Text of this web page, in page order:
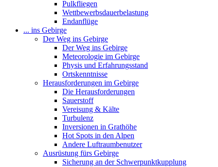
Pulkfliegen
Wettbewerbsdauerbelastung
Endanflüge
... ins Gebirge
Der Weg ins Gebirge
Der Weg ins Gebirge
Meteorologie im Gebirge
Physis und Erfahrungsstand
Ortskenntnisse
Herausforderungen im Gebirge
Die Herausforderungen
Sauerstoff
Vereisung & Kälte
Turbulenz
Inversionen in Grathöhe
Hot Spots in den Alpen
Andere Luftraumbenutzer
Ausrüstung fürs Gebirge
Sicherung an der Schwerpunktkupplung